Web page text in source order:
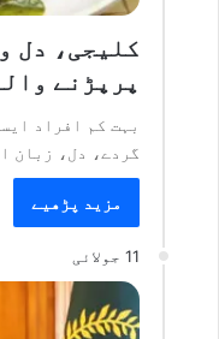
کلیجی، دل
پرپڑنے
بہت کم افراد
گردے، دل، زبان
مزید پڑھیے
11 جولائی